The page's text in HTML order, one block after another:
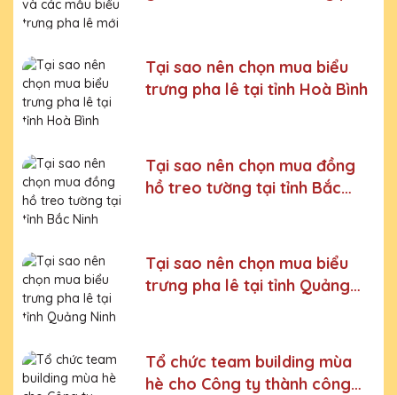
Bước 6:Gọi điện xác nhận với khách hàng
và nghiêm ngặt ở từng khâu sản xuất.Xưởng sản xuất
cúp pha lê uy tín, chất lượng
Chúng tôi là đơn vị sản xuất trực tiếp, uy tín, giá rẻ. Nhận
sản xuất theo ý tưởng của khách hàng.
Quà tặng Cúp Pha Lê Vinh Danh An Thảo cung cấp tới
Quý khách hàng thành phẩm bao gồm hộp xi lót lụa
vàng, với 2 màu lựa chọn xanh hoặc đỏ làm tăng thêm
tính trang trọng cho sản phẩm.
Sản phẩm được làm từ chất liệu pha lê vô cùng tinh tế,
sang trọng, gửi đến người nhận những ý nghĩa to lớn:
- Vinh danh cá nhân, tập thể đạt thành tích xuất sắc
cá nhân, tập thể
- Tri ân, thay lời cảm ơn gửi đến những cá nhân, tổ chức
Tại sao nên chọn mua biểu
trưng pha lê tại tỉnh Hoà Bình
Tại sao nên chọn mua đồng
hồ treo tường tại tỉnh Bắc
Tại sao nên chọn mua biểu
trưng pha lê tại tỉnh Quảng
Tổ chức team building mùa
hè cho Công ty thành công